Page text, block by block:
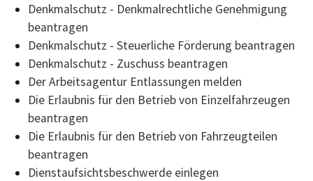
Denkmalschutz - Denkmalrechtliche Genehmigung
beantragen
Denkmalschutz - Steuerliche Förderung beantragen
Denkmalschutz - Zuschuss beantragen
Der Arbeitsagentur Entlassungen melden
Die Erlaubnis für den Betrieb von Einzelfahrzeugen
beantragen
Die Erlaubnis für den Betrieb von Fahrzeugteilen
beantragen
Dienstaufsichtsbeschwerde einlegen